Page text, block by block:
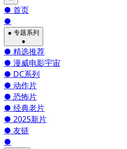
● 首页
●
● 专题系列
●
● 精选推荐
● 漫威电影宇宙
● DC系列
● 动作片
● 恐怖片
● 经典老片
● 2025新片
● 友链
●